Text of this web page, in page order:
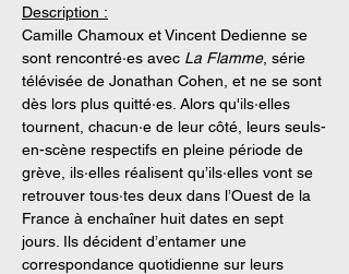
Description :
Camille Chamoux et Vincent Dedienne se
sont rencontré·es avec La Flamme, série
télévisée de Jonathan Cohen, et ne se sont
dès lors plus quitté·es. Alors qu'ils·elles
tournent, chacun·e de leur côté, leurs seuls-
en-scène respectifs en pleine période de
grève, ils·elles réalisent qu’ils·elles vont se
retrouver tous·tes deux dans l’Ouest de la
France à enchaîner huit dates en sept
jours. Ils décident d’entamer une
correspondance quotidienne sur leurs